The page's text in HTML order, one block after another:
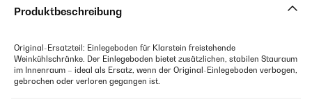
Produktbeschreibung
Original-Ersatzteil: Einlegeboden für Klarstein freistehende
Weinkühlschränke. Der Einlegeboden bietet zusätzlichen, stabilen Stauraum
im Innenraum – ideal als Ersatz, wenn der Original-Einlegeboden verbogen,
gebrochen oder verloren gegangen ist.